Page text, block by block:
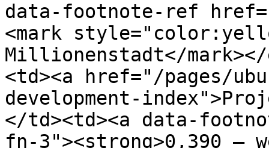
data-footnote-ref
<mark
Millionenstadt</
<td><a href="/pages/
development-
</td><td><a data-
fn-3"><strong>0,390 –